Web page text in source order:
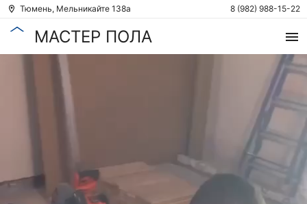
Тюмень, Мельникайте 138а 8 (982) 988-15-22
МАСТЕР ПОЛА